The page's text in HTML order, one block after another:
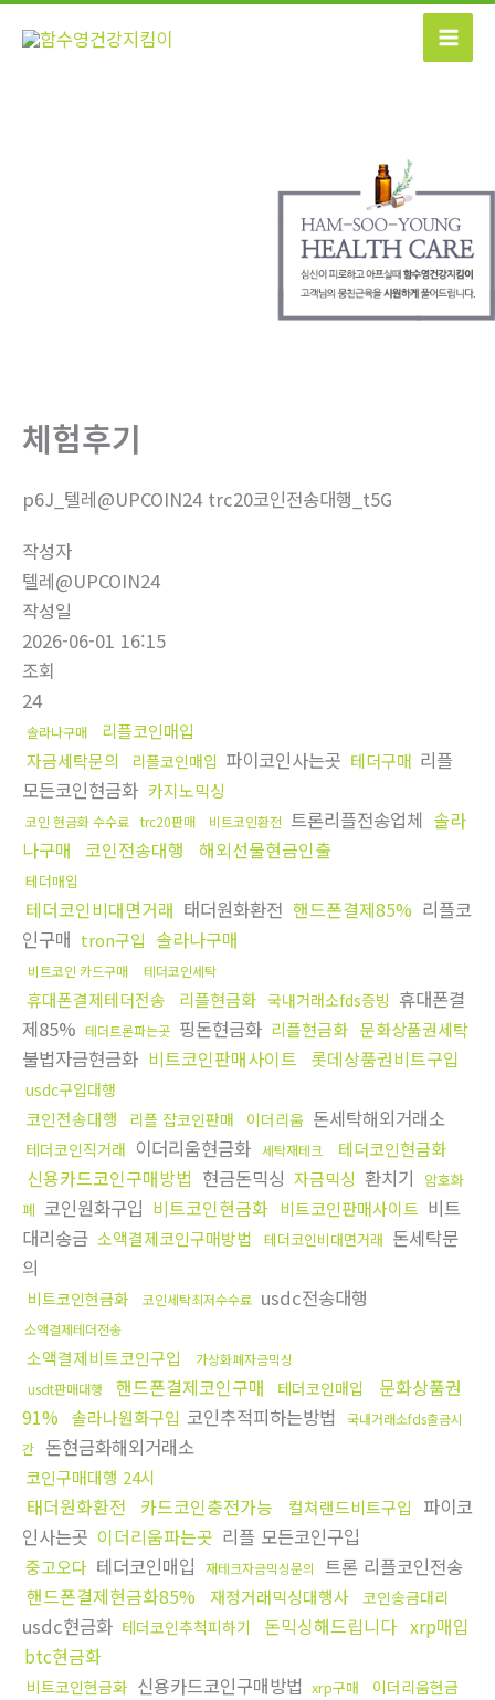
콘
체험후기
p6J_텔레@UPCOIN24 trc20코인전송대행_t5G
작성자
텔레@UPCOIN24
작성일
2026-06-01 16:15
조회
24
솔라나구매
리플코인매입
자금세탁문의
리플코인매입 파이코인사는곳 테더구매 리플
모든코인현금화 카지노믹싱
코인 현금화 수수료 trc20판매 비트코인환전 트론리플전송업체 솔라
나구매 코인전송대행 해외선물현금인출
테더매입
테더코인비대면거래 태더원화환전 핸드폰결제85% 리플코
인구매 tron구입 솔라나구매
비트코인 카드구매 테더코인세탁
휴대폰결제테더전송 리플현금화 국내거래소fds증빙 휴대폰결
제85% 테더트론파는곳 핑돈현금화 리플현금화 문화상품권세탁
불법자금현금화 비트코인판매사이트 롯데상품권비트구입
usdc구입대행
코인전송대행 리플 잡코인판매 이더리움 돈세탁해외거래소
테더코인직거래 이더리움현금화 세탁재테크 테더코인현금화
신용카드코인구매방법 현금돈믹싱 자금믹싱 환치기
암호화
폐 코인원화구입 비트코인현금화 비트코인판매사이트 비트
대리송금 소액결제코인구매방법 테더코인비대면거래 돈세탁문
의
비트코인현금화 코인세탁최저수수료 usdc전송대행
소액결제테더전송
소액결제비트코인구입
가상화폐자금믹싱
usdt판매대행
핸드폰결제코인구매 테더코인매입
문화상품권
91%
솔라나원화구입 코인추적피하는방법
국내거래소fds출금시
간
돈현금화해외거래소
코인구매대행 24시
태더원화환전 카드코인충전가능 컬쳐랜드비트구입
파이코
인사는곳 이더리움파는곳 리플 모든코인구입
중고오다 테더코인매입 재테크자금믹싱문의
트론 리플코인전송
핸드폰결제현금화85%
재정거래믹싱대행사 코인송금대리
usdc현금화 테더코인추척피하기 돈믹싱해드립니다 xrp매입
btc현금화
비트코인현금화 신용카드코인구매방법 xrp구매
이더리움현금